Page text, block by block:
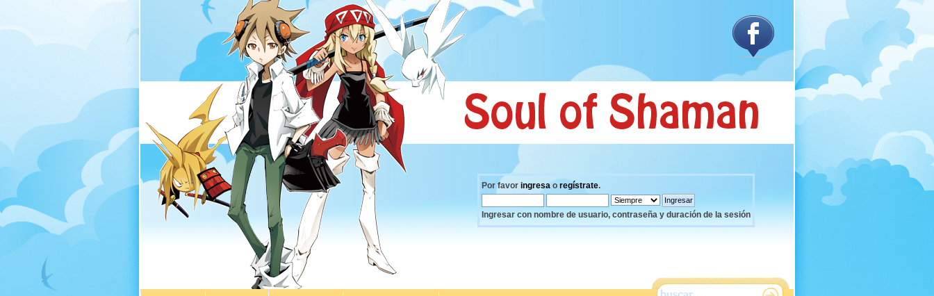
Por favor ingresa o regístrate.
Ingresar con nombre de usuario, contraseña y duración de la sesión